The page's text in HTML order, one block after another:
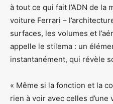
à tout ce qui fait l’ADN de la
voiture Ferrari –
surfaces, les volumes et
appelle le stilema : un
instantanément, qui révèle
« Même si la fonction et la
rien à voir avec celles